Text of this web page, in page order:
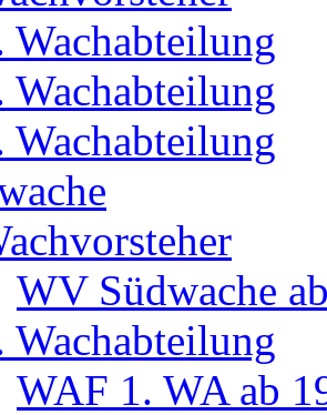
Wachabteilung
Wachabteilung
Wachabteilung
WV Südwache
Wachabteilung
WAF 1. WA ab